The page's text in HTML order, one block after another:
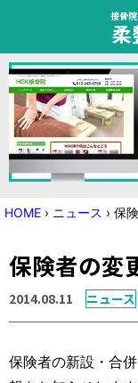
接骨
柔
HOME
トピック
ニュース
国家試験対策
学会・セミナー情
プライバシーポリシー
HOME › ニュース › 保
保険者の変
2014.08.11 ニュース
保険者の新設・合